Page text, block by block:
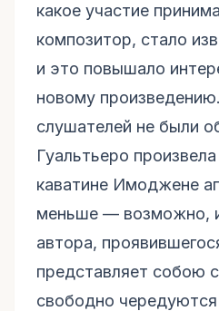
какое участие
композитор, стало
и это повышало
новому
слушателей не были
Гуальтьеро
каватине Имоджене
меньше — возможно,
автора,
представляет собою
свободно